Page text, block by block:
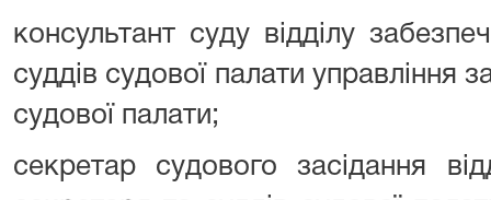
консультант суду відділу
суддів судової палати управління
судової палати;
секретар судового засідання